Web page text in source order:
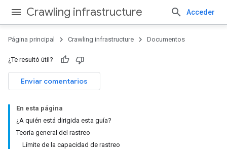
Crawling infrastructure Acceder
Página principal Crawling infrastructure Documentos
¿Te resultó útil?
Enviar comentarios
En esta página
¿A quién está dirigida esta guía?
Teoría general del rastreo
Límite de la capacidad de rastreo